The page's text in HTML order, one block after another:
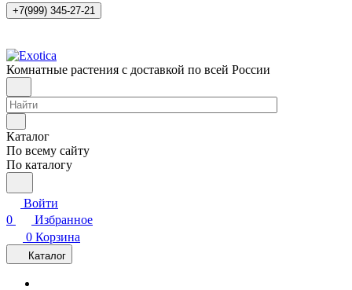
+7(999) 345-27-21
Комнатные растения с доставкой по всей России
Каталог
По всему сайту
По каталогу
Войти
0
Избранное
0 Корзина
Каталог